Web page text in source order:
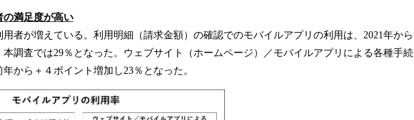
の満足度が高い
者が増えている。利用明細（請求金額）の確認でのモバイルアプリの利用は、2021年から
本調査では29％となった。ウェブサイト（ホームページ）／モバイルアプリによる各種手続
から＋４ポイント増加し23％となった。